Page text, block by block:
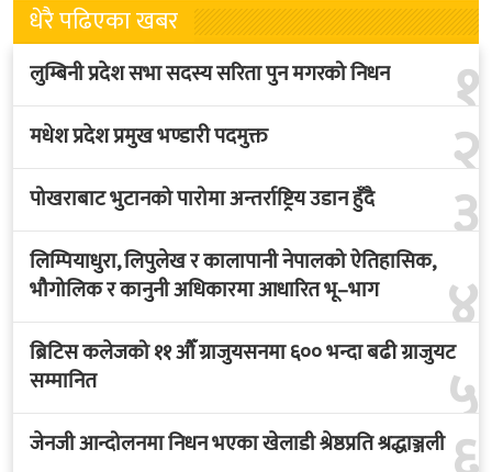
धेरै पढिएका खबर
१
लुम्बिनी प्रदेश सभा सदस्य सरिता पुन मगरको निधन
२
मधेश प्रदेश प्रमुख भण्डारी पदमुक्त
३
पोखराबाट भुटानको पारोमा अन्तर्राष्ट्रिय उडान हुँदै
४
लिम्पियाधुरा, लिपुलेख र कालापानी नेपालको ऐतिहासिक,
भौगोलिक र कानुनी अधिकारमा आधारित भू–भाग
५
ब्रिटिस कलेजको ११ औँ ग्राजुयसनमा ६०० भन्दा बढी ग्राजुयट
सम्मानित
जेनजी आन्दोलनमा निधन भएका खेलाडी श्रेष्ठप्रति श्रद्धाञ्जली